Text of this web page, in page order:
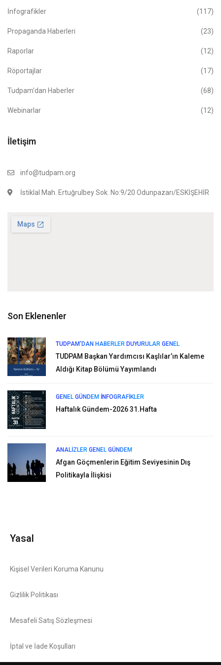
İnfografikler (117)
Propaganda Haberleri (23)
Raporlar (12)
Röportajlar (17)
Tudpam'dan Haberler (68)
Webinarlar (12)
İletişim
info@tudpam.org
İstiklal Mah. Ertuğrulbey Sok. No:9/20 Odunpazarı/ESKİŞEHİR
Son Eklenenler
TUDPAM'DAN HABERLER DUYURULAR GENEL
TUDPAM Başkan Yardımcısı Kaşlılar’ın Kaleme
Aldığı Kitap Bölümü Yayımlandı
GENEL GÜNDEM İNFOGRAFIKLER
Haftalık Gündem-2026 31.Hafta
ANALIZLER GENEL GÜNDEM
Afgan Göçmenlerin Eğitim Seviyesinin Dış
Politikayla İlişkisi
Yasal
Kişisel Verileri Koruma Kanunu
Gizlilik Politikası
Mesafeli Satış Sözleşmesi
İptal ve İade Koşulları